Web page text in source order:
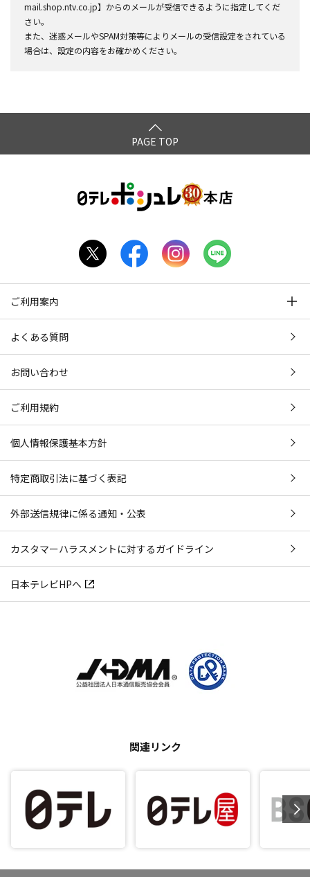
mail.shop.ntv.co.jp】からのメールが受信できるように指定してくだ
さい。
また、迷惑メールやSPAM対策等によりメールの受信設定をされている
場合は、設定の内容をお確かめください。
PAGE TOP
ご利用案内
よくある質問
お問い合わせ
ご利用規約
個人情報保護基本方針
特定商取引法に基づく表記
外部送信規律に係る通知・公表
カスタマーハラスメントに対するガイドライン
日本テレビHPへ
関連リンク